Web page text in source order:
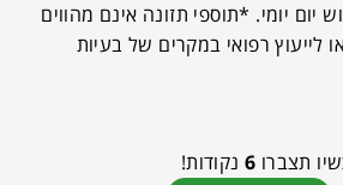
יום בשימוש יום יומי. *תוספי תזונה אינם מהווים
לייעוץ רפואי במקרים של בעיות
תצברו 6 נקודות!